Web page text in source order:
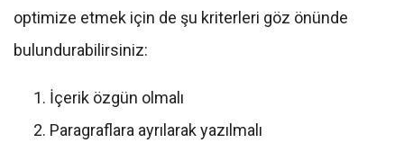
optimize etmek için de şu kriterleri göz önünde
bulundurabilirsiniz:
İçerik özgün olmalı
Paragraflara ayrılarak yazılmalı